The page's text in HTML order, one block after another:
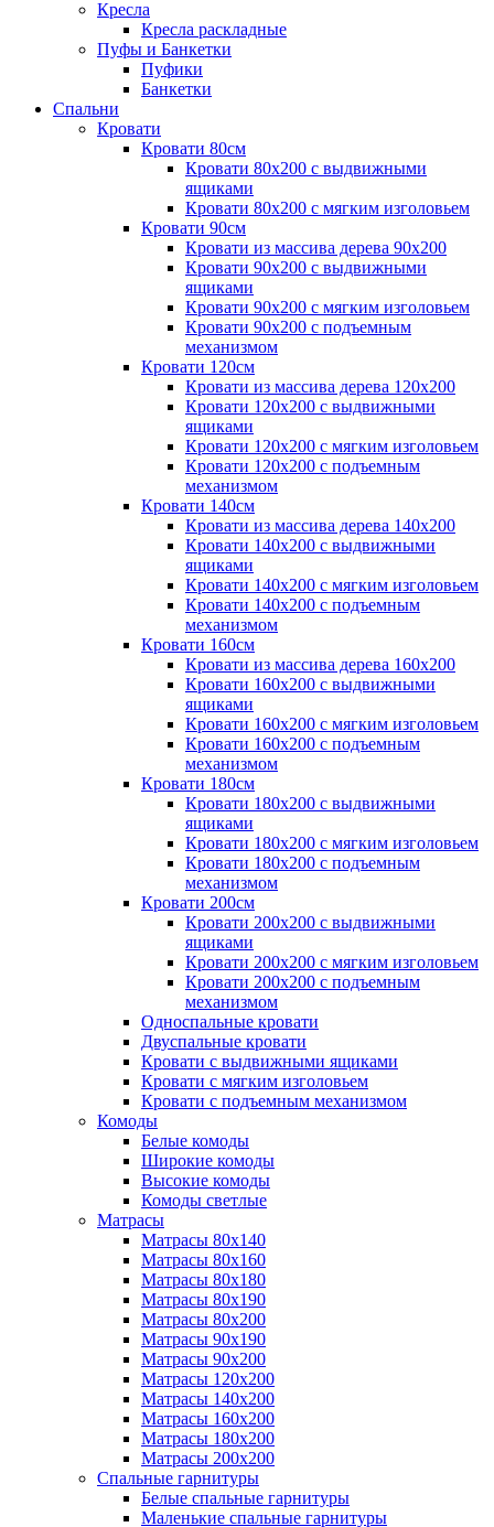
Кресла
Кресла раскладные
Пуфы и Банкетки
Пуфики
Банкетки
Спальни
Кровати
Кровати 80см
Кровати 80х200 с выдвижными
ящиками
Кровати 80х200 с мягким изголовьем
Кровати 90см
Кровати из массива дерева 90х200
Кровати 90х200 с выдвижными
ящиками
Кровати 90х200 с мягким изголовьем
Кровати 90х200 с подъемным
механизмом
Кровати 120см
Кровати из массива дерева 120х200
Кровати 120х200 с выдвижными
ящиками
Кровати 120х200 с мягким изголовьем
Кровати 120х200 с подъемным
механизмом
Кровати 140см
Кровати из массива дерева 140х200
Кровати 140х200 с выдвижными
ящиками
Кровати 140х200 с мягким изголовьем
Кровати 140х200 с подъемным
механизмом
Кровати 160см
Кровати из массива дерева 160х200
Кровати 160х200 с выдвижными
ящиками
Кровати 160х200 с мягким изголовьем
Кровати 160х200 с подъемным
механизмом
Кровати 180см
Кровати 180х200 с выдвижными
ящиками
Кровати 180х200 с мягким изголовьем
Кровати 180х200 с подъемным
механизмом
Кровати 200см
Кровати 200х200 с выдвижными
ящиками
Кровати 200х200 с мягким изголовьем
Кровати 200х200 с подъемным
механизмом
Односпальные кровати
Двуспальные кровати
Кровати с выдвижными ящиками
Кровати с мягким изголовьем
Кровати с подъемным механизмом
Комоды
Белые комоды
Широкие комоды
Высокие комоды
Комоды светлые
Матрасы
Матрасы 80х140
Матрасы 80х160
Матрасы 80х180
Матрасы 80х190
Матрасы 80х200
Матрасы 90х190
Матрасы 90х200
Матрасы 120х200
Матрасы 140х200
Матрасы 160х200
Матрасы 180х200
Матрасы 200х200
Спальные гарнитуры
Белые спальные гарнитуры
Маленькие спальные гарнитуры